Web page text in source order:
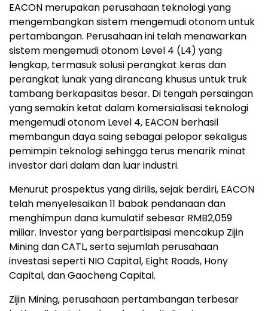
EACON merupakan perusahaan teknologi yang
mengembangkan sistem mengemudi otonom untuk
pertambangan. Perusahaan ini telah menawarkan
sistem mengemudi otonom Level 4 (L4) yang
lengkap, termasuk solusi perangkat keras dan
perangkat lunak yang dirancang khusus untuk truk
tambang berkapasitas besar. Di tengah persaingan
yang semakin ketat dalam komersialisasi teknologi
mengemudi otonom Level 4, EACON berhasil
membangun daya saing sebagai pelopor sekaligus
pemimpin teknologi sehingga terus menarik minat
investor dari dalam dan luar industri.
Menurut prospektus yang dirilis, sejak berdiri, EACON
telah menyelesaikan 11 babak pendanaan dan
menghimpun dana kumulatif sebesar RMB2,059
miliar. Investor yang berpartisipasi mencakup Zijin
Mining dan CATL, serta sejumlah perusahaan
investasi seperti NIO Capital, Eight Roads, Hony
Capital, dan Gaocheng Capital.
Zijin Mining, perusahaan pertambangan terbesar